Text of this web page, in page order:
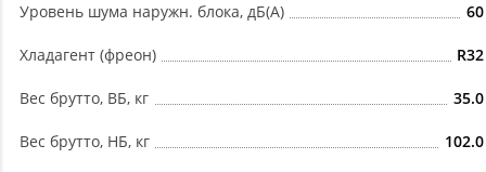
Уровень шума наружн. блока, дБ(А) 60
Хладагент (фреон) R32
Вес брутто, ВБ, кг 35.0
Вес брутто, НБ, кг 102.0